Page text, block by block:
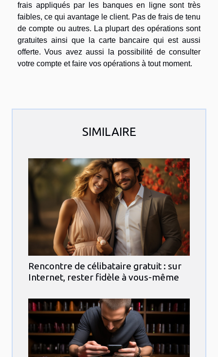
frais appliqués par les banques en ligne sont très
faibles, ce qui avantage le client. Pas de frais de tenu
de compte ou autres. La plupart des opérations sont
gratuites ainsi que la carte bancaire qui est aussi
offerte. Vous avez aussi la possibilité de consulter
votre compte et faire vos opérations à tout moment.
SIMILAIRE
Rencontre de célibataire gratuit : sur
Internet, rester fidèle à vous-même